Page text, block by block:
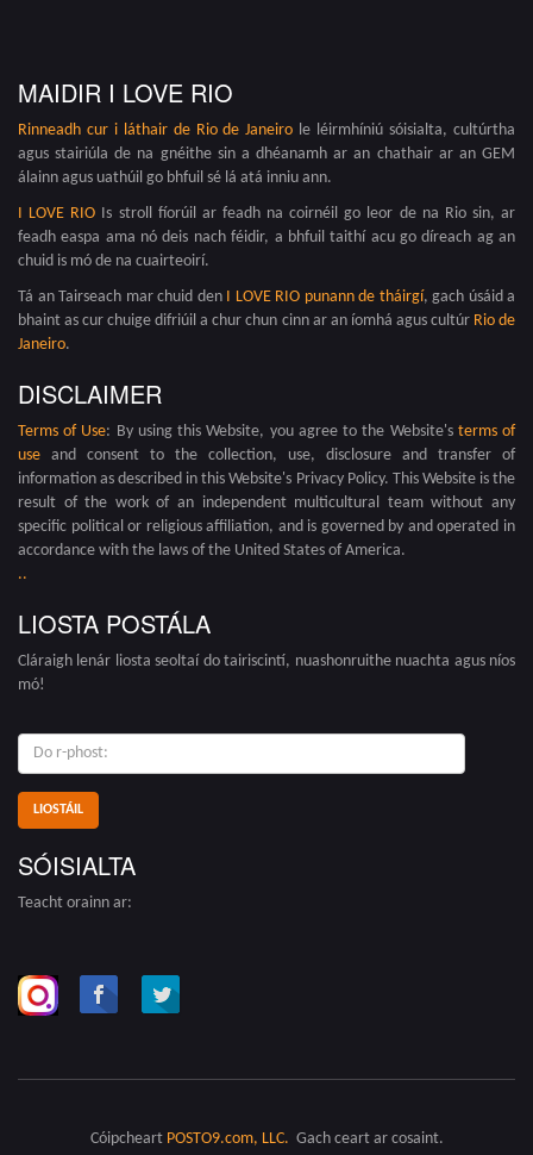
MAIDIR I LOVE RIO
Rinneadh cur i láthair de Rio de Janeiro le léirmhíniú sóisialta, cultúrtha
agus stairiúla de na gnéithe sin a dhéanamh ar an chathair ar an GEM
álainn agus uathúil go bhfuil sé lá atá inniu ann.
I LOVE RIO Is stroll fíorúil ar feadh na coirnéil go leor de na Rio sin, ar
feadh easpa ama nó deis nach féidir, a bhfuil taithí acu go díreach ag an
chuid is mó de na cuairteoirí.
Tá an Tairseach mar chuid den
I LOVE RIO punann de tháirgí, gach úsáid a
bhaint as cur chuige difriúil a chur chun cinn ar an íomhá agus cultúr Rio de
Janeiro.
DISCLAIMER
Terms of Use: By using this Website, you agree to the Website's terms of
use and consent to the collection, use, disclosure and transfer of
information as described in this Website's Privacy Policy. This Website is the
result of the work of an independent multicultural team without any
specific political or religious affiliation, and is governed by and operated in
accordance with the laws of the United States of America.
..
LIOSTA POSTÁLA
Cláraigh lenár liosta seoltaí do tairiscintí, nuashonruithe nuachta agus níos
mó!
do
r-
phost:
SÓISIALTA
Teacht orainn ar:
Cóipcheart POSTO9.com, LLC. Gach ceart ar cosaint.